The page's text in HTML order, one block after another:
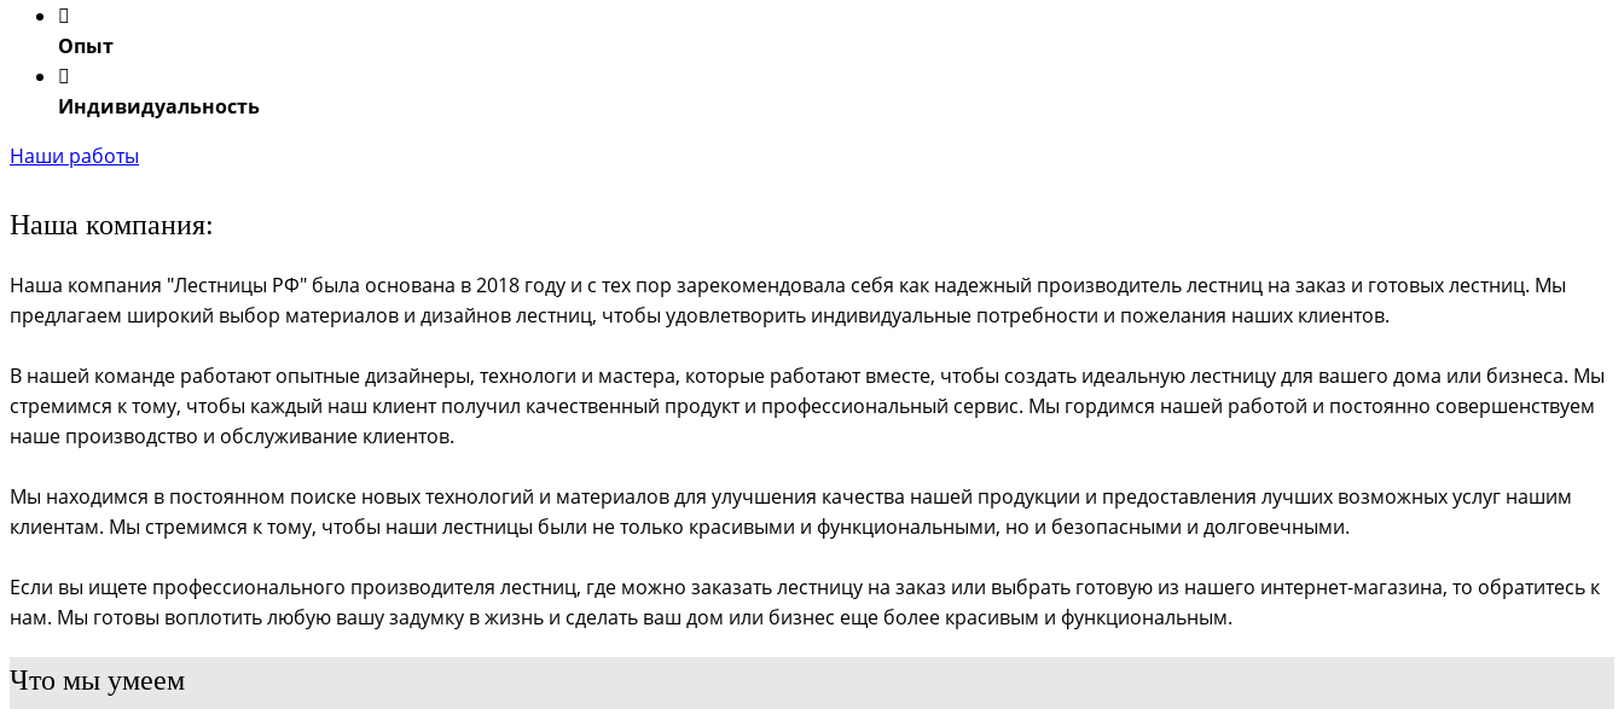
Опыт
Индивидуальность
Наши работы
Наша компания:
Наша компания "Лестницы РФ" была основана в 2018 году и с тех пор зарекомендовала себя как надежный производитель лестниц на заказ и готовых лестниц. Мы
предлагаем широкий выбор материалов и дизайнов лестниц, чтобы удовлетворить индивидуальные потребности и пожелания наших клиентов.
В нашей команде работают опытные дизайнеры, технологи и мастера, которые работают вместе, чтобы создать идеальную лестницу для вашего дома или бизнеса. Мы
стремимся к тому, чтобы каждый наш клиент получил качественный продукт и профессиональный сервис. Мы гордимся нашей работой и постоянно совершенствуем
наше производство и обслуживание клиентов.
Мы находимся в постоянном поиске новых технологий и материалов для улучшения качества нашей продукции и предоставления лучших возможных услуг нашим
клиентам. Мы стремимся к тому, чтобы наши лестницы были не только красивыми и функциональными, но и безопасными и долговечными.
Если вы ищете профессионального производителя лестниц, где можно заказать лестницу на заказ или выбрать готовую из нашего интернет-магазина, то обратитесь к
нам. Мы готовы воплотить любую вашу задумку в жизнь и сделать ваш дом или бизнес еще более красивым и функциональным.
Что мы умеем